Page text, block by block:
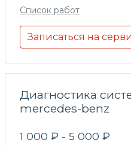
Список работ
Записаться на
Диагностика
mercedes-benz
1 000 ₽ - 5 000 ₽